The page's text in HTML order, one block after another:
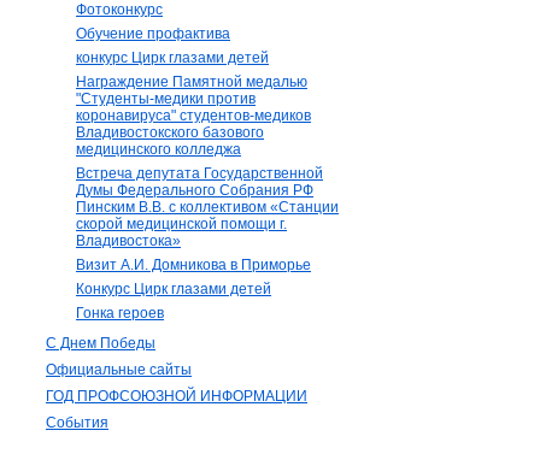
Фотоконкурс
Обучение профактива
конкурс Цирк глазами детей
Награждение Памятной медалью
"Студенты-медики против
коронавируса" студентов-медиков
Владивостокского базового
медицинского колледжа
Встреча депутата Государственной
Думы Федерального Собрания РФ
Пинским В.В. с коллективом «Станции
скорой медицинской помощи г.
Владивостока»
Визит А.И. Домникова в Приморье
Конкурс Цирк глазами детей
Гонка героев
С Днем Победы
Официальные сайты
ГОД ПРОФСОЮЗНОЙ ИНФОРМАЦИИ
События